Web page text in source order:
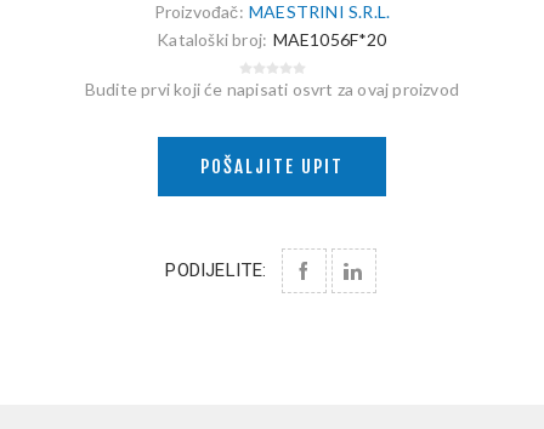
Proizvođač: MAESTRINI S.R.L.
Kataloški broj: MAE1056F*20
Budite prvi koji će napisati osvrt za ovaj proizvod
POŠALJITE UPIT
PODIJELITE: